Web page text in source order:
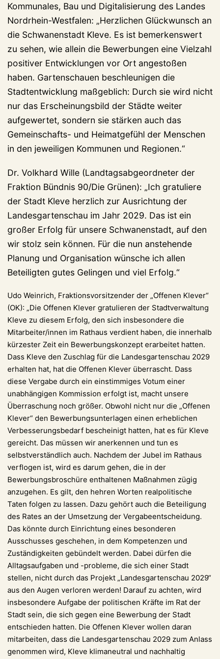
Kommunales, Bau und Digitalisierung des Landes
Nordrhein-Westfalen: „Herzlichen Glückwunsch an
die Schwanenstadt Kleve. Es ist bemerkenswert
zu sehen, wie allein die Bewerbungen eine Vielzahl
positiver Entwicklungen vor Ort angestoßen
haben. Gartenschauen beschleunigen die
Stadtentwicklung maßgeblich: Durch sie wird nicht
nur das Erscheinungsbild der Städte weiter
aufgewertet, sondern sie stärken auch das
Gemeinschafts- und Heimatgefühl der Menschen
in den jeweiligen Kommunen und Regionen.“
Dr. Volkhard Wille (Landtagsabgeordneter der
Fraktion Bündnis 90/Die Grünen): „Ich gratuliere
der Stadt Kleve herzlich zur Ausrichtung der
Landesgartenschau im Jahr 2029. Das ist ein
großer Erfolg für unsere Schwanenstadt, auf den
wir stolz sein können. Für die nun anstehende
Planung und Organisation wünsche ich allen
Beteiligten gutes Gelingen und viel Erfolg.“
Udo Weinrich, Fraktionsvorsitzender der „Offenen Klever“
(OK): „Die Offenen Klever gratulieren der Stadtverwaltung
Kleve zu diesem Erfolg, den sich insbesondere die
Mitarbeiter/innen im Rathaus verdient haben, die innerhalb
kürzester Zeit ein Bewerbungskonzept erarbeitet hatten.
Dass Kleve den Zuschlag für die Landesgartenschau 2029
erhalten hat, hat die Offenen Klever überrascht. Dass
diese Vergabe durch ein einstimmiges Votum einer
unabhängigen Kommission erfolgt ist, macht unsere
Überraschung noch größer. Obwohl nicht nur die „Offenen
Klever“ den Bewerbungsunterlagen einen erheblichen
Verbesserungsbedarf bescheinigt hatten, hat es für Kleve
gereicht. Das müssen wir anerkennen und tun es
selbstverständlich auch. Nachdem der Jubel im Rathaus
verflogen ist, wird es darum gehen, die in der
Bewerbungsbroschüre enthaltenen Maßnahmen zügig
anzugehen. Es gilt, den hehren Worten realpolitische
Taten folgen zu lassen. Dazu gehört auch die Beteiligung
des Rates an der Umsetzung der Vergabeentscheidung.
Das könnte durch Einrichtung eines besonderen
Ausschusses geschehen, in dem Kompetenzen und
Zuständigkeiten gebündelt werden. Dabei dürfen die
Alltagsaufgaben und -probleme, die sich einer Stadt
stellen, nicht durch das Projekt „Landesgartenschau 2029“
aus den Augen verloren werden! Darauf zu achten, wird
insbesondere Aufgabe der politischen Kräfte im Rat der
Stadt sein, die sich gegen eine Bewerbung der Stadt
entschieden hatten. Die Offenen Klever wollen daran
mitarbeiten, dass die Landesgartenschau 2029 zum Anlass
genommen wird, Kleve klimaneutral und nachhaltig